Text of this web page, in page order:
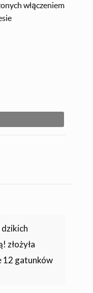
włączeniem
złożyła
12 gatunków